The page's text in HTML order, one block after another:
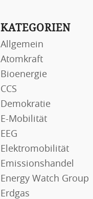
KATEGORIEN
Allgemein
Atomkraft
Bioenergie
CCS
Demokratie
E-Mobilität
EEG
Elektromobilität
Emissionshandel
Energy Watch Group
Erdgas